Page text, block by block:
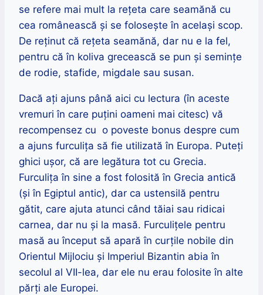
se refere mai mult la rețeta care seamănă cu
cea românească și se folosește în același scop.
De reținut că rețeta seamănă, dar nu e la fel,
pentru că în koliva grecească se pun și semințe
de rodie, stafide, migdale sau susan.
Dacă ați ajuns până aici cu lectura (în aceste
vremuri în care puțini oameni mai citesc) vă
recompensez cu o poveste bonus despre cum
a ajuns furculița să fie utilizată în Europa. Puteți
ghici ușor, că are legătura tot cu Grecia.
Furculița în sine a fost folosită în Grecia antică
(și în Egiptul antic), dar ca ustensilă pentru
gătit, care ajuta atunci când tăiai sau ridicai
carnea, dar nu și la masă. Furculițele pentru
masă au început să apară în curțile nobile din
Orientul Mijlociu și Imperiul Bizantin abia în
secolul al VII-lea, dar ele nu erau folosite în alte
părți ale Europei.